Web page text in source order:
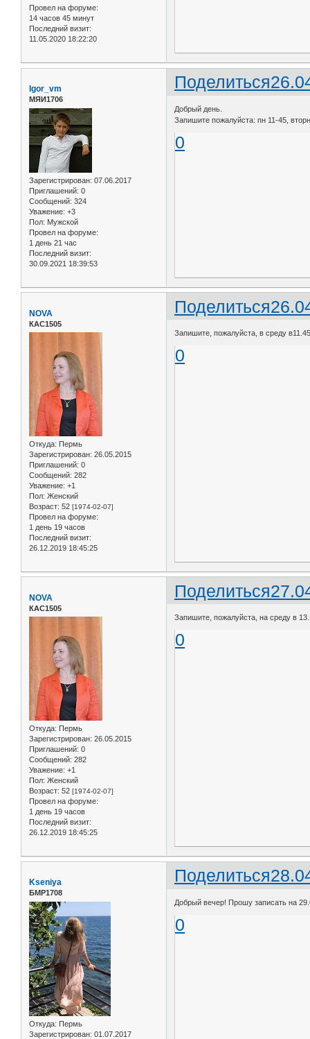
Провел на форуме:
14 часов 45 минут
Последний визит:
11.05.2020 18:22:20
Поделиться
Igor_vm
МЯИ1706
Зарегистрирован: 07.06.2017
Приглашений: 0
Сообщений: 324
Уважение: +3
Пол: Мужской
Провел на форуме:
1 день 21 час
Последний визит:
30.09.2021 18:39:53
Добрый день.
Запишите пожалуйста: пн 11-45,
0
Поделиться
NOVA
КАС1505
Откуда: Пермь
Зарегистрирован: 26.05.2015
Приглашений: 0
Сообщений: 282
Уважение: +1
Пол: Женский
Возраст: 52 [1974-02-07]
Провел на форуме:
1 день 19 часов
Последний визит:
26.12.2019 18:45:25
Запишите, пожалуйста, в среду
0
Поделиться
NOVA
КАС1505
Откуда: Пермь
Зарегистрирован: 26.05.2015
Приглашений: 0
Сообщений: 282
Уважение: +1
Пол: Женский
Возраст: 52 [1974-02-07]
Провел на форуме:
1 день 19 часов
Последний визит:
26.12.2019 18:45:25
Запишите, пожалуйста, на среду в
0
Поделиться
Kseniya
БМР1708
Откуда: Пермь
Зарегистрирован: 01.07.2017
Добрый вечер! Прошу записать на
0